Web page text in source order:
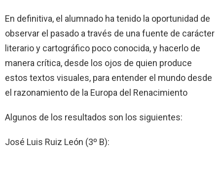
En definitiva, el alumnado ha tenido la oportunidad de
observar el pasado a través de una fuente de carácter
literario y cartográfico poco conocida, y hacerlo de
manera crítica, desde los ojos de quien produce
estos textos visuales, para entender el mundo desde
el razonamiento de la Europa del Renacimiento
Algunos de los resultados son los siguientes:
José Luis Ruiz León (3º B):